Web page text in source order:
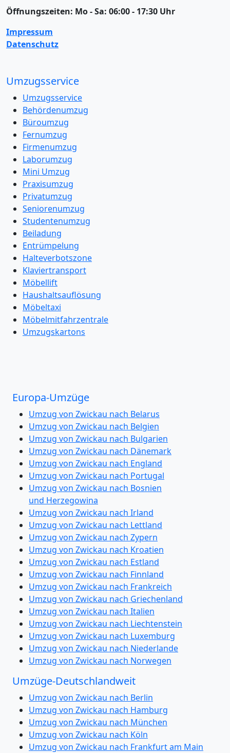
Öffnungszeiten: Mo - Sa: 06:00 - 17:30 Uhr
Impressum
Datenschutz
Umzugsservice
Umzugsservice
Behördenumzug
Büroumzug
Fernumzug
Firmenumzug
Laborumzug
Mini Umzug
Praxisumzug
Privatumzug
Seniorenumzug
Studentenumzug
Beiladung
Entrümpelung
Halteverbotszone
Klaviertransport
Möbellift
Haushaltsauflösung
Möbeltaxi
Möbelmitfahrzentrale
Umzugskartons
Europa-Umzüge
Umzug von Zwickau nach Belarus
Umzug von Zwickau nach Belgien
Umzug von Zwickau nach Bulgarien
Umzug von Zwickau nach Dänemark
Umzug von Zwickau nach England
Umzug von Zwickau nach Portugal
Umzug von Zwickau nach Bosnien
und Herzegowina
Umzug von Zwickau nach Irland
Umzug von Zwickau nach Lettland
Umzug von Zwickau nach Zypern
Umzug von Zwickau nach Kroatien
Umzug von Zwickau nach Estland
Umzug von Zwickau nach Finnland
Umzug von Zwickau nach Frankreich
Umzug von Zwickau nach Griechenland
Umzug von Zwickau nach Italien
Umzug von Zwickau nach Liechtenstein
Umzug von Zwickau nach Luxemburg
Umzug von Zwickau nach Niederlande
Umzug von Zwickau nach Norwegen
Umzüge-Deutschlandweit
Umzug von Zwickau nach Berlin
Umzug von Zwickau nach Hamburg
Umzug von Zwickau nach München
Umzug von Zwickau nach Köln
Umzug von Zwickau nach Frankfurt am Main